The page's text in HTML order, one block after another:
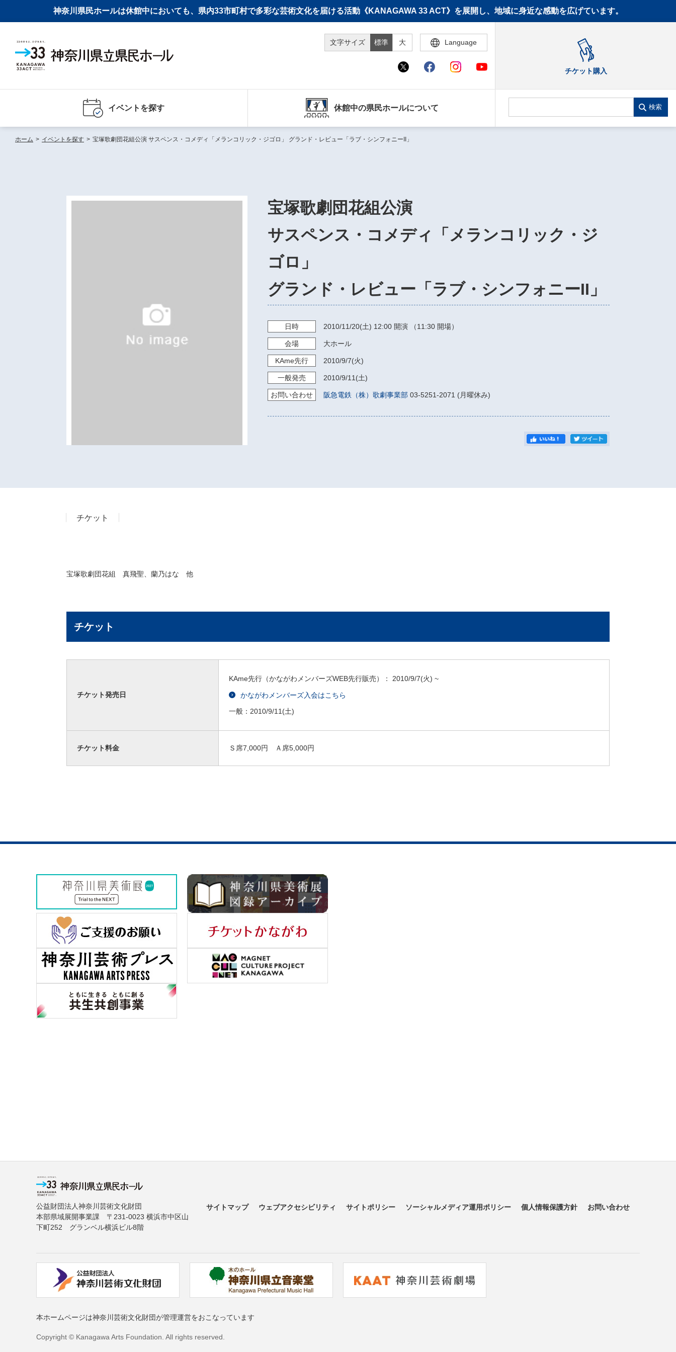
神奈川県民ホールは休館中においても、県内33市町村で多彩な芸術文化を届ける活動《KANAGAWA 33 ACT》を展開し、地域に身近な感動を広げています。
文字サイズ 標準 大 Language
チケット購入
イベントを探す 休館中の県民ホールについて 検索
ホーム > イベントを探す > 宝塚歌劇団花組公演 サスペンス・コメディ「メランコリック・ジゴロ」 グランド・レビュー「ラブ・シンフォニーII」
宝塚歌劇団花組公演
サスペンス・コメディ「メランコリック・ジ
ゴロ」
グランド・レビュー「ラブ・シンフォニーII」
日時 2010/11/20(土) 12:00 開演 （11:30 開場）
会場 大ホール
KAme先行 2010/9/7(火)
一般発売 2010/9/11 (土)
お問い合わせ 阪急電鉄（株）歌劇事業部 03-5251-2071 (月曜休み)
チケット
宝塚歌劇団花組 真飛聖、蘭乃はな 他
チケット
チケット発売日
KAme先行（かながわメンバーズWEB先行販売）： 2010/9/7(火) ~
かながわメンバーズ入会はこちら
一般： 2010/9/11 (土)
チケット料金 Ｓ席7,000円 Ａ席5,000円
公益財団法人神奈川芸術文化財団
本部県域展開事業課 〒231-0023 横浜市中区山
下町252 グランベル横浜ビル8階
サイトマップ ウェブアクセシビリティ サイトポリシー ソーシャルメディア運用ポリシー 個人情報保護方針 お問い合わせ
本ホームページは神奈川芸術文化財団が管理運営をおこなっています
Copyright © Kanagawa Arts Foundation. All rights reserved.